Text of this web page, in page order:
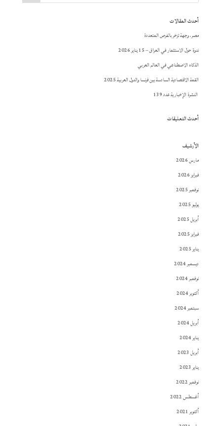
أحدث المقالات
مصر، وجهة تزخر بالفرص المتعددة
ندوة حول الاستثمار في العراق – 15 يناير 2026
الذكاء الاصطناعي في العالم العربي
القمة الاقتصادية السادسة بين فرنسا والدول العربية 2025
النشرة الإخبارية عدد 139
أحدث التعليقات
الأرشيف
مارس 2026
فبراير 2026
نوفمبر 2025
يوليو 2025
أبريل 2025
فبراير 2025
يناير 2025
ديسمبر 2024
نوفمبر 2024
أكتوبر 2024
سبتمبر 2024
أبريل 2024
يناير 2024
أبريل 2023
يناير 2023
نوفمبر 2022
أغسطس 2022
أكتوبر 2021